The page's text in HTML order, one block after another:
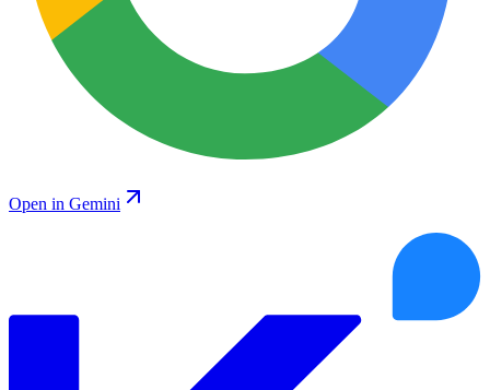
Open in Gemini